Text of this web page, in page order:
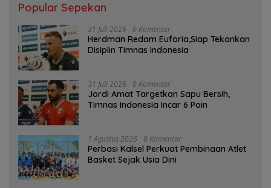
Popular Sepekan
31 Juli 2026 0 Komentar
Herdman Redam Euforia,Siap Tekankan
Disiplin Timnas Indonesia
31 Juli 2026 0 Komentar
Jordi Amat Targetkan Sapu Bersih,
Timnas Indonesia Incar 6 Poin
1 Agustus 2026 0 Komentar
Perbasi Kalsel Perkuat Pembinaan Atlet
Basket Sejak Usia Dini